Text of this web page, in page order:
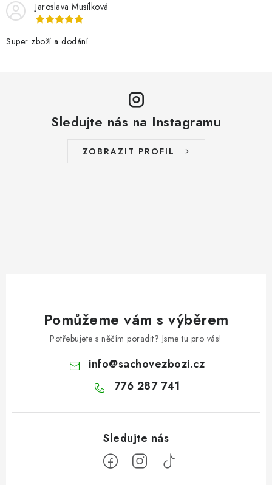
Jaroslava Musílková
Super zboží a dodání
Sledujte nás na Instagramu
ZOBRAZIT PROFIL
Pomůžeme vám s výběrem
Potřebujete s něčím poradit? Jsme tu pro vás!
info@sachovezbozi.cz
776 287 741